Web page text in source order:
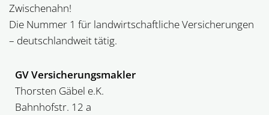
Zwischenahn!
Die Nummer 1 für landwirt­schaftliche Versicherungen
– deutschlandweit tätig.
GV Versicherungsmakler
Thorsten Gäbel e.K.
Bahnhofstr. 12 a